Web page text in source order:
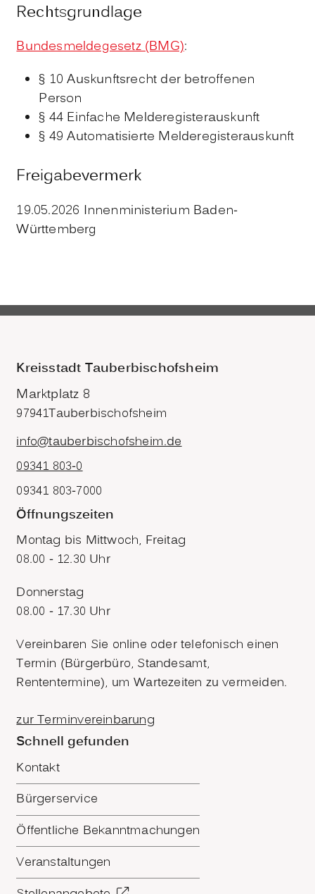
Rechtsgrundlage
Bundesmeldegesetz (BMG):
§ 10 Auskunftsrecht der betroffenen
Person
§ 44 Einfache Melderegisterauskunft
§ 49 Automatisierte Melderegisterauskunft
Freigabevermerk
19.05.2026 Innenministerium Baden-
Württemberg
Kreisstadt Tauberbischofsheim
Marktplatz 8
97941Tauberbischofsheim
info@tauberbischofsheim.de
09341 803-0
09341 803-7000
Öffnungszeiten
Montag bis Mittwoch, Freitag
08.00 - 12.30 Uhr
Donnerstag
08.00 - 17.30 Uhr
Vereinbaren Sie online oder telefonisch einen
Termin (Bürgerbüro, Standesamt,
Rententermine), um Wartezeiten zu vermeiden.
zur Terminvereinbarung
Schnell gefunden
Kontakt
Bürgerservice
Öffentliche Bekanntmachungen
Veranstaltungen